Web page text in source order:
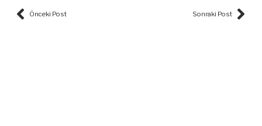
Prev
Önceki Post Sonraki Post